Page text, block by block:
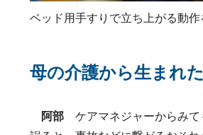
ベッド用手すりで立ち上がる動作
母の介護から生まれ
阿部 ケアマネジャーからみて